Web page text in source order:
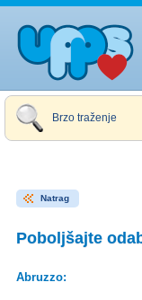
Brzo traženje
Natrag
Poboljšajte
Abruzzo: